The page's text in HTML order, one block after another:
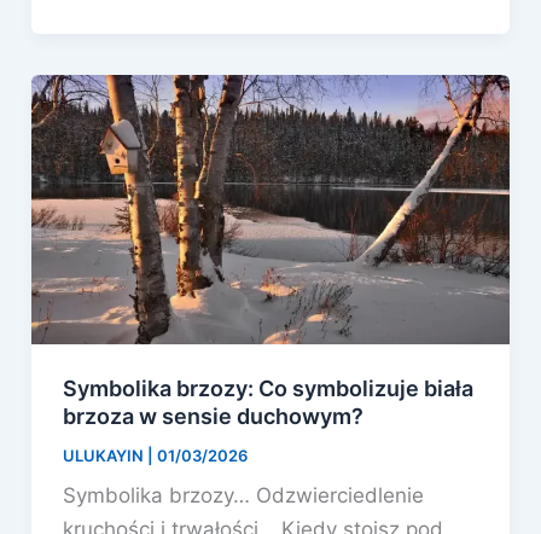
Symbolika brzozy: Co symbolizuje biała
brzoza w sensie duchowym?
ULUKAYIN 01/03/2026
Symbolika brzozy… Odzwierciedlenie